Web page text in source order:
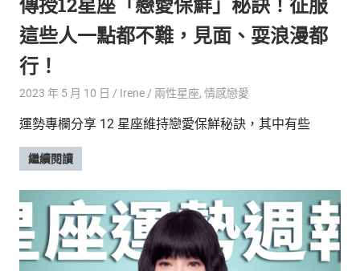
這些人一點都不難，見面、耍浪漫都
行！
2023 年 5 月 10 日 Irene 兩性星座, 情感戀愛
運勢專欄分享 12 星座維持戀愛保鮮秘訣，其中有些
繼續閱讀